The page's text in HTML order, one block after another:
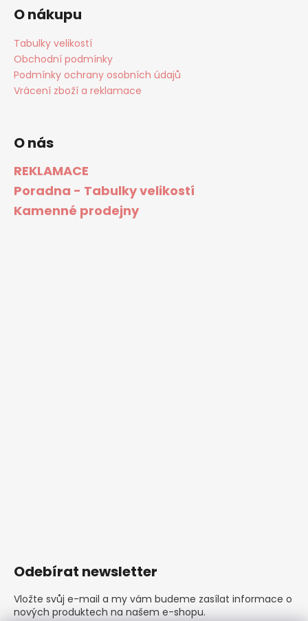
O nákupu
Tabulky velikostí
Obchodní podmínky
Podmínky ochrany osobních údajů
Vrácení zboží a reklamace
O nás
REKLAMACE
Poradna - Tabulky velikostí
Kamenné prodejny
Odebírat newsletter
Vložte svůj e-mail a my vám budeme zasílat informace o
nových produktech na našem e-shopu.